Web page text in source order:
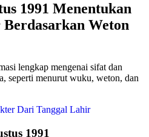
1991 Menentukan
Weton
lengkap mengenai sifat dan
seperti menurut wuku, weton, dan
Dari Tanggal Lahir
1991